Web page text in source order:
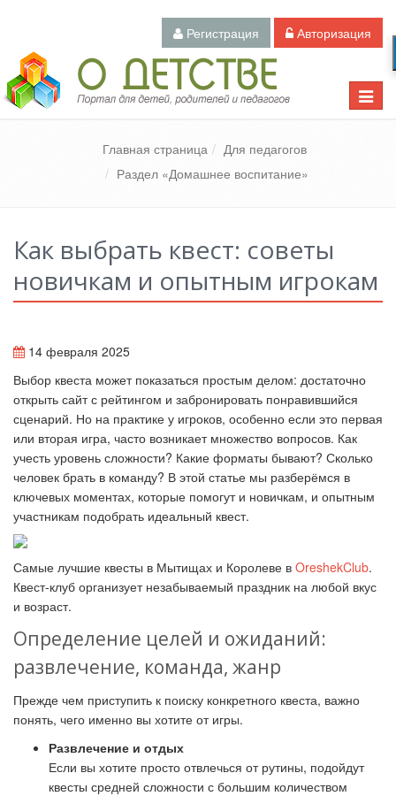
Регистрация Авторизация
Toggle
Педагогический портал «О детстве»
Главная страница
Для педагогов
Раздел «Домашнее воспитание»
Как выбрать квест: советы
новичкам и опытным игрокам
14 февраля 2025
Выбор квеста может показаться простым делом: достаточно
открыть сайт с рейтингом и забронировать понравившийся
сценарий. Но на практике у игроков, особенно если это первая
или вторая игра, часто возникает множество вопросов. Как
учесть уровень сложности? Какие форматы бывают? Сколько
человек брать в команду? В этой статье мы разберёмся в
ключевых моментах, которые помогут и новичкам, и опытным
участникам подобрать идеальный квест.
Самые лучшие квесты в Мытищах и Королеве в OreshekClub.
Квест-клуб организует незабываемый праздник на любой вкус
и возраст.
Определение целей и ожиданий:
развлечение, команда, жанр
Прежде чем приступить к поиску конкретного квеста, важно
понять, чего именно вы хотите от игры.
Развлечение и отдых
Если вы хотите просто отвлечься от рутины, подойдут
квесты средней сложности с большим количеством